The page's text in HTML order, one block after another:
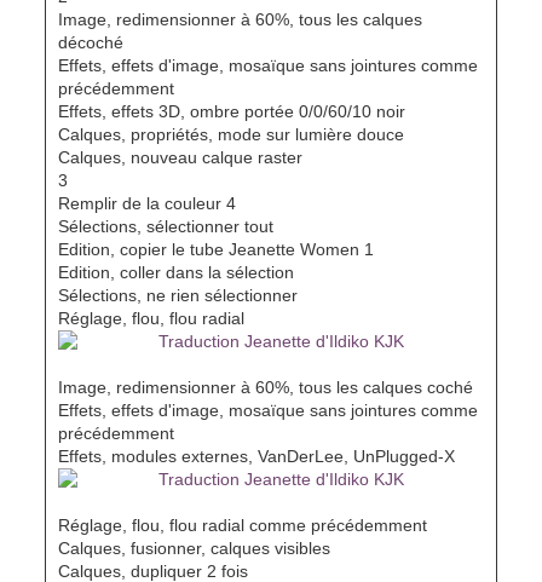
Image, redimensionner à 60%, tous les calques
décoché
Effets, effets d'image, mosaïque sans jointures comme
précédemment
Effets, effets 3D, ombre portée 0/0/60/10 noir
Calques, propriétés, mode sur lumière douce
Calques, nouveau calque raster
3
Remplir de la couleur 4
Sélections, sélectionner tout
Edition, copier le tube Jeanette Women 1
Edition, coller dans la sélection
Sélections, ne rien sélectionner
Réglage, flou, flou radial
Image, redimensionner à 60%, tous les calques coché
Effets, effets d'image, mosaïque sans jointures comme
précédemment
Effets, modules externes, VanDerLee, UnPlugged-X
Réglage, flou, flou radial comme précédemment
Calques, fusionner, calques visibles
Calques, dupliquer 2 fois